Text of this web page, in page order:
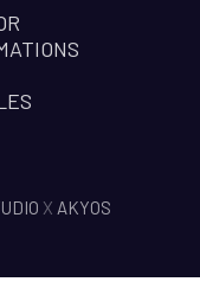
X AKYOS